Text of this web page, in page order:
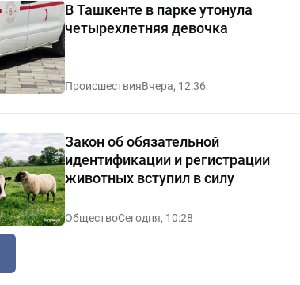
В Ташкенте в парке утонула
четырехлетняя девочка
ПроисшествияВчера, 12:36
Закон об обязательной
идентификации и регистрации
животных вступил в силу
ОбществоСегодня, 10:28